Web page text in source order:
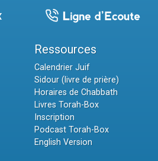
Ressources
Calendrier Juif
Sidour (livre de prière)
Horaires de Chabbath
Livres Torah-Box
Inscription
Podcast Torah-Box
English Version